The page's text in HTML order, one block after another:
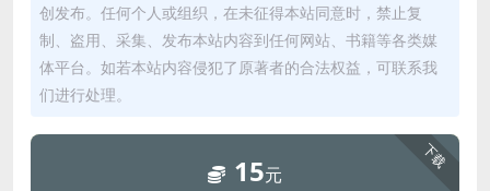
创发布。任何个人或组织，在未征得本站同意时，禁止复
制、盗用、采集、发布本站内容到任何网站、书籍等各类媒
体平台。如若本站内容侵犯了原著者的合法权益，可联系我
们进行处理。
下载
15元